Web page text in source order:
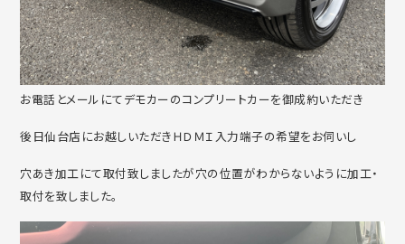
お電話とメールにてデモカーのコンプリートカーを御成約いただき
後日仙台店にお越しいただきＨＤＭＩ入力端子の希望をお伺いし
穴あき加工にて取付致しましたが穴の位置がわからないように加工・
取付を致しました。